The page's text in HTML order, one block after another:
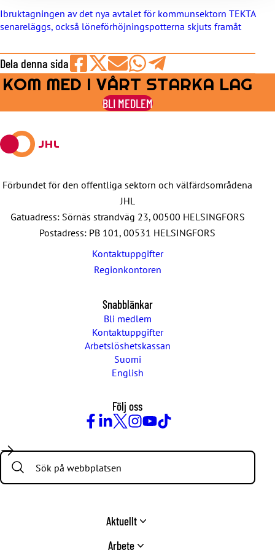
Ibruktagningen av det nya avtalet för kommunsektorn TEKTA
senareläggs, också löneförhöjningspotterna skjuts framåt
Dela denna sida
Share
on
Facebook
Share
on
Share
by
E-
Share
on
WhatsApp
Share
on
Telegram
KOM MED I VÅRT STARKA LAG
BLI MEDLEM
Förbundet för den offentliga sektorn och välfärdsområdena
JHL
Gatuadress: Sörnäs strandväg 23, 00500 HELSINGFORS
Postadress: PB 101, 00531 HELSINGFORS
Kontaktuppgifter
Regionkontoren
Snabblänkar
Bli medlem
Kontaktuppgifter
Arbetslöshetskassan
Suomi
English
Följ oss
Search:
Aktuellt
Arbete